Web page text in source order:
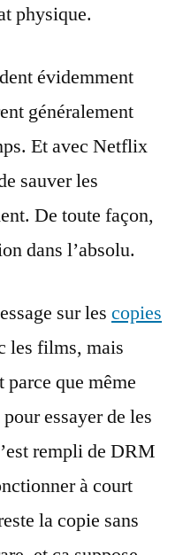
physique.
évidemment
généralement
Et avec Netflix
sauver les
De toute façon,
dans l’absolu.
sur les copies
les films, mais
parce que même
essayer de les
rempli de DRM
à court
la copie sans